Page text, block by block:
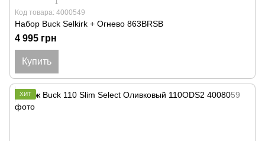
1
Код товара: 4000549
Набор Buck Selkirk + Огнево 863BRSB
4 995 грн
Купить
ХИТ